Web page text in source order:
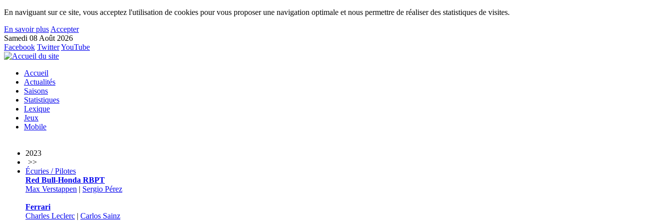
En naviguant sur ce site, vous acceptez l'utilisation de cookies pour vous proposer une navigation optimale et nous permettre de réaliser des statistiques de visites.
En savoir plus Accepter
Samedi 08 Août 2026
Facebook TwitterYouTube
Accueil
Actualités
Saisons
Statistiques
Lexique
Jeux
Mobile
2023
>>
Écuries / Pilotes
Red Bull-Honda RBPT
Max Verstappen | Sergio Pérez
Ferrari
Charles Leclerc | Carlos Sainz